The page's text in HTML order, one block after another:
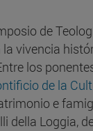
de
la vivencia
los
de la
e
della Loggia,